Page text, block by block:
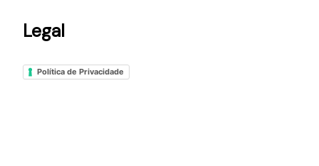
Legal
Política de Privacidade